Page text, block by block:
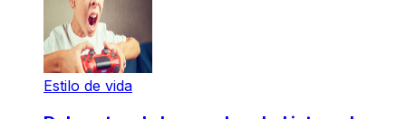
Estilo de vida